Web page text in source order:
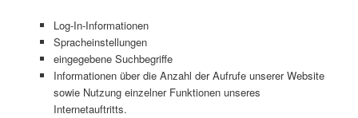
Log-In-Informationen
Spracheinstellungen
eingegebene Suchbegriffe
Informationen über die Anzahl der Aufrufe unserer Website
sowie Nutzung einzelner Funktionen unseres
Internetauftritts.